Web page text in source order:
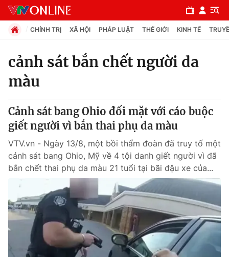
Chuyên mục
Chính trị
Xã hội
Pháp luật
Thế giới
Tin tức
Kinh tế
CHÍNH TRỊ XÃ HỘI PHÁP LUẬT THẾ GIỚI KINH TẾ
cảnh sát bắn chết người da
màu
Cảnh sát bang Ohio đối mặt với cáo buộc
giết người vì bắn thai phụ da màu
VTV.vn - Ngày 13/8, một bồi thẩm đoàn đã truy tố một
cảnh sát bang Ohio, Mỹ về 4 tội danh giết người vì đã
bắn chết thai phụ da màu 21 tuổi tại bãi đậu xe của...